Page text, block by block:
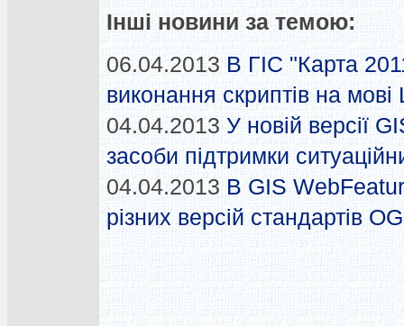
Інші новини за темою:
06.04.2013 В ГІС "Карта
виконання скриптів на мові
04.04.2013 У новій версії
засоби підтримки
04.04.2013 В GIS
різних версій стандартів